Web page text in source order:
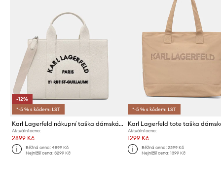
-12%
*-5 % s kódem: LST
Karl Lagerfeld nákupní taška dámská z imitace kůže K/RSG MD
Aktuální cena:
2899 Kč
Běžná cena:4899 Kč
Nejnižší cena:3299 Kč
*-5 % s kódem: LST
Aktuální cena:
1299 Kč
Běžná cena: 2299 Kč
Nejnižší cena: 1399 Kč